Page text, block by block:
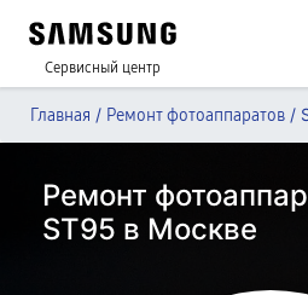
Сервисный центр
Главная / Ремонт фотоаппаратов /
Ремонт
ST95 в Москве